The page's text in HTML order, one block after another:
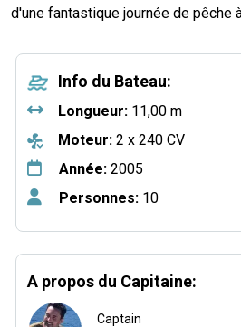
d'une fantastique journée de pêche
Info du Bateau:
Longueur: 11,00 m
Moteur: 2 x 240 CV
Année: 2005
Personnes: 10
A propos du Capitaine:
Captain